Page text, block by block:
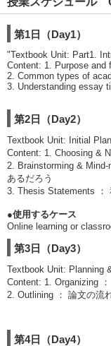
第1日（Day1）
"Textbook Unit: Part1.
Content: 1. Purpose and
2. Common types of
3. Understanding essay
第2日（Day2）
Textbook Unit: Initial
Content: 1. Choosing &
2. Brainstorming &
あるだろう
3. Thesis Statements ：
●使用するケース
Online learning or
第3日（Day3）
Textbook Unit: Planning
Content: 1. Organizing
2. Outlining ： 論文の流
第4日（Day4）